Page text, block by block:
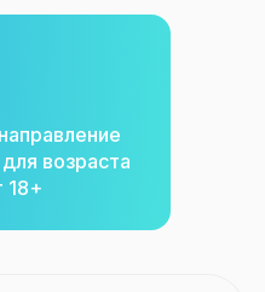
возраста
18+